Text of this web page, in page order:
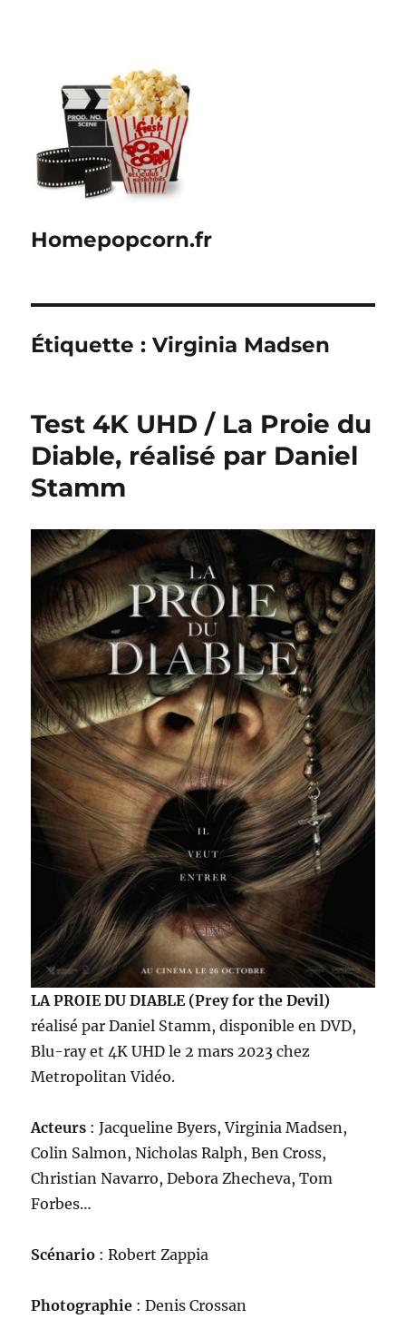
Homepopcorn.fr
Étiquette :Virginia Madsen
Test 4K UHD / La Proie du
Diable, réalisé par Daniel
Stamm
LA PROIE DU DIABLE (Prey for the Devil)
réalisé par Daniel Stamm, disponible en DVD,
Blu-ray et 4K UHD le 2 mars 2023 chez
Metropolitan Vidéo.
Acteurs : Jacqueline Byers, Virginia Madsen,
Colin Salmon, Nicholas Ralph, Ben Cross,
Christian Navarro, Debora Zhecheva, Tom
Forbes…
Scénario : Robert Zappia
Photographie : Denis Crossan